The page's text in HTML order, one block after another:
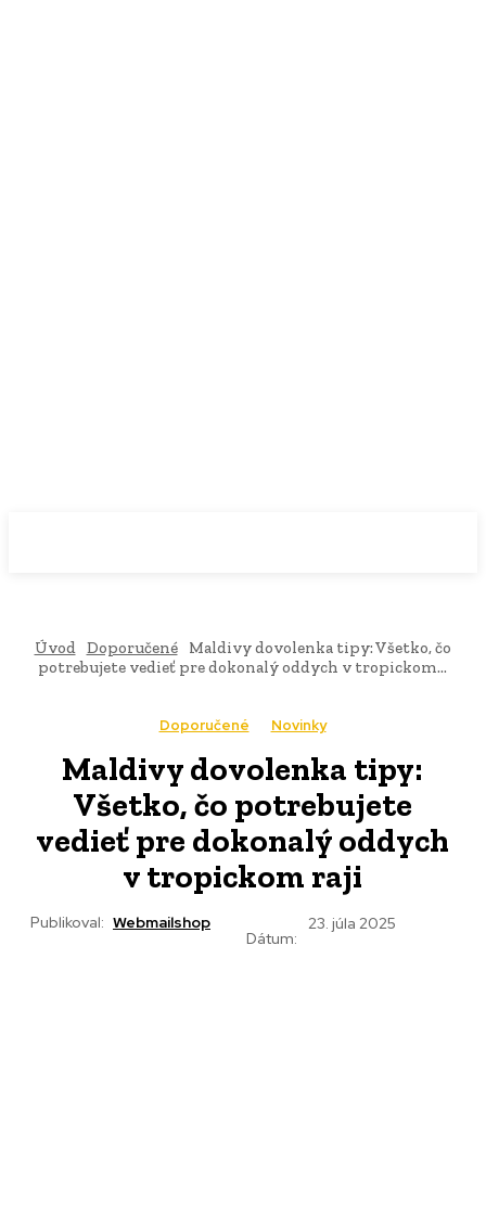
Úvod Doporučené
Maldivy dovolenka tipy: Všetko, čo
potrebujete vedieť pre dokonalý oddych v tropickom...
Doporučené Novinky
Maldivy dovolenka tipy:
Všetko, čo potrebujete
vedieť pre dokonalý oddych
v tropickom raji
Publikoval: Webmailshop
Dátum:
23. júla 2025